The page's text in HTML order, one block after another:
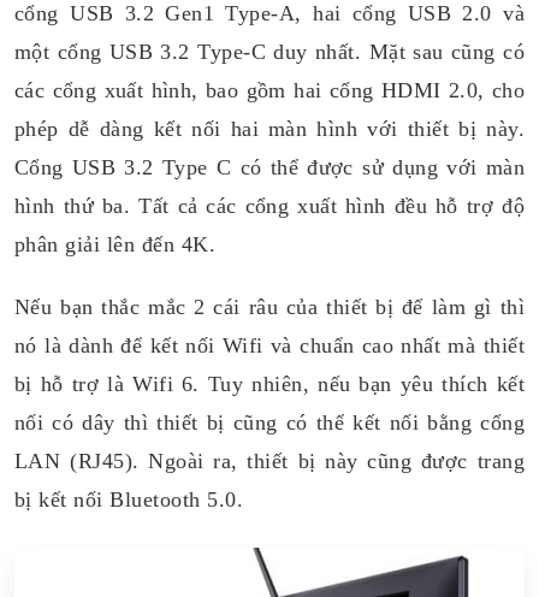
cổng USB 3.2 Gen1 Type-A, hai cổng USB 2.0 và
một cổng USB 3.2 Type-C duy nhất. Mặt sau cũng có
các cổng xuất hình, bao gồm hai cổng HDMI 2.0, cho
phép dễ dàng kết nối hai màn hình với thiết bị này.
Cổng USB 3.2 Type C có thể được sử dụng với màn
hình thứ ba. Tất cả các cổng xuất hình đều hỗ trợ độ
phân giải lên đến 4K.
Nếu bạn thắc mắc 2 cái râu của thiết bị để làm gì thì
nó là dành để kết nối Wifi và chuẩn cao nhất mà thiết
bị hỗ trợ là Wifi 6. Tuy nhiên, nếu bạn yêu thích kết
nối có dây thì thiết bị cũng có thể kết nối bằng cổng
LAN (RJ45). Ngoài ra, thiết bị này cũng được trang
bị kết nối Bluetooth 5.0.